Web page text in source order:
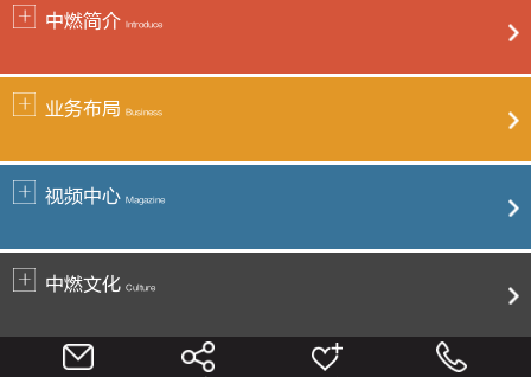
中燃简介 Introduce
业务布局 Business
视频中心 Magazine
中燃文化 Culture